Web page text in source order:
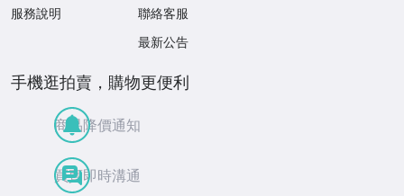
服務說明
聯絡客服
最新公告
手機逛拍賣，購物更便利
商品降價通知
買賣即時溝通